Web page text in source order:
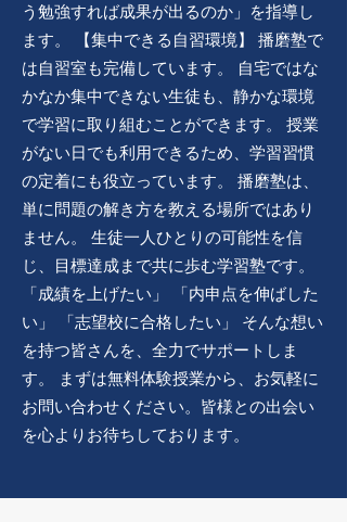
う勉強すれば成果が出るのか」を指導し
ます。 【集中できる自習環境】 播磨塾で
は自習室も完備しています。 自宅ではな
かなか集中できない生徒も、静かな環境
で学習に取り組むことができます。 授業
がない日でも利用できるため、学習習慣
の定着にも役立っています。 播磨塾は、
単に問題の解き方を教える場所ではあり
ません。 生徒一人ひとりの可能性を信
じ、目標達成まで共に歩む学習塾です。
「成績を上げたい」 「内申点を伸ばした
い」 「志望校に合格したい」 そんな想い
を持つ皆さんを、全力でサポートしま
す。 まずは無料体験授業から、お気軽に
お問い合わせください。皆様との出会い
を心よりお待ちしております。